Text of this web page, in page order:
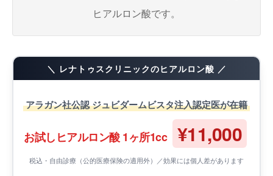
ヒアルロン酸です。
＼ レナトゥスクリニックのヒアルロン酸 ／
アラガン社公認 ジュビダームビスタ注入認定医が在籍
お試しヒアルロン酸 1ヶ所1cc ¥11,000
税込・自由診療（公的医療保険の適用外）／効果には個人差があります